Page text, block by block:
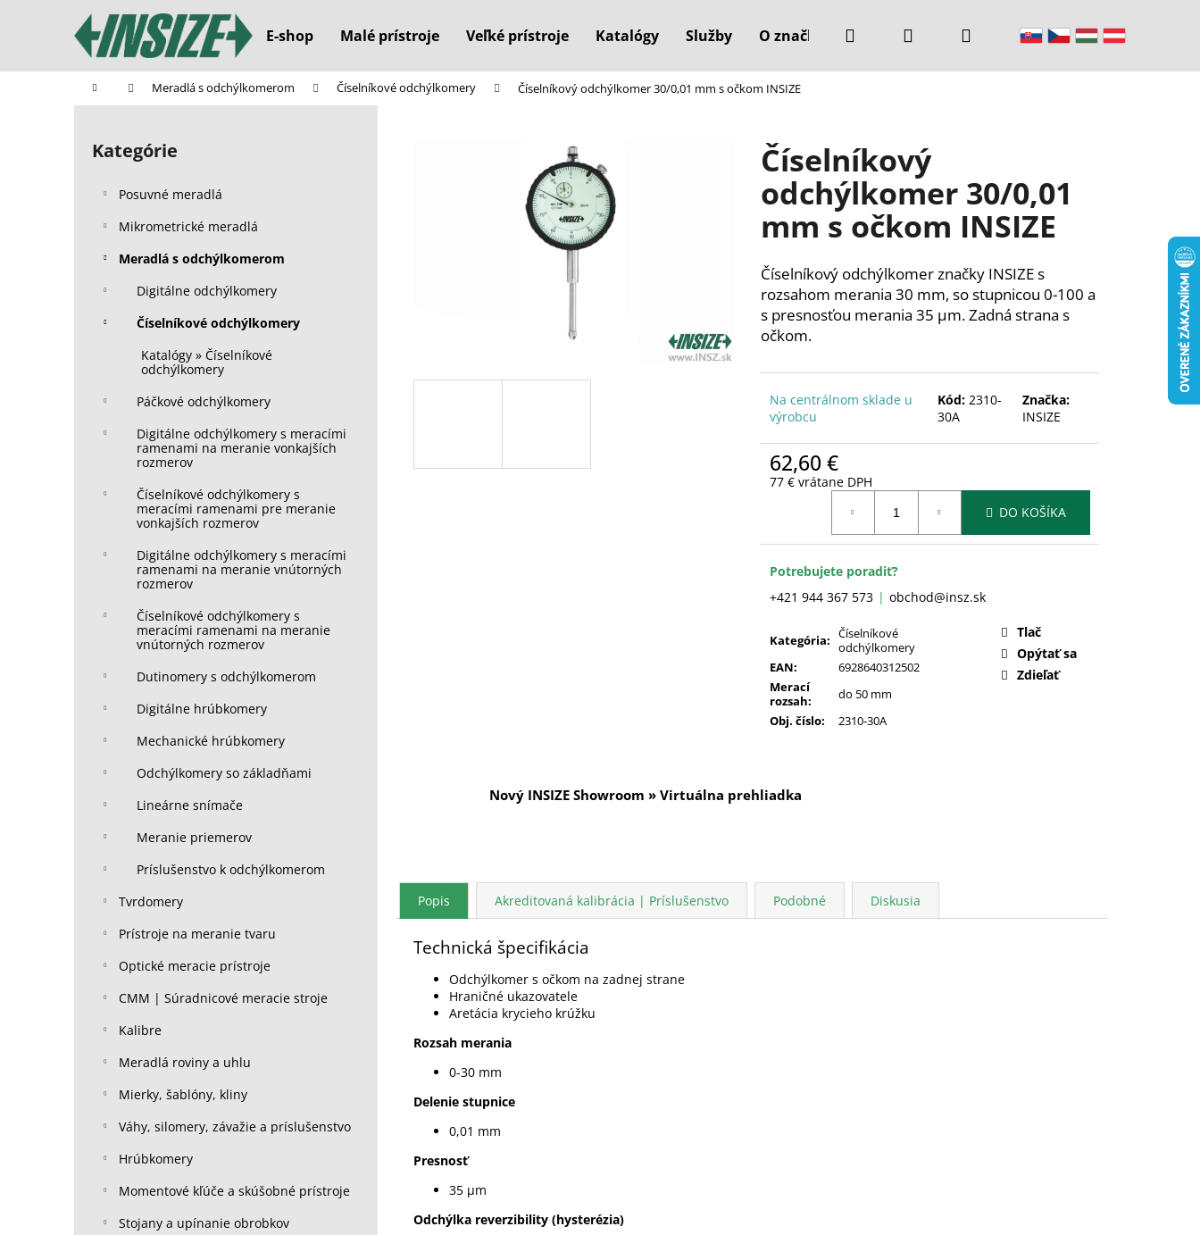
E-shop Malé prístroje Veľké prístroje Katalógy Služby O značke Kontakty
Hľadať PrihlásenieNákupný
Domov Meradlá s odchýlkomerom Číselníkové odchýlkomery Číselníkový odchýlkomer 30/0,01 mm s očkom INSIZE
B
Preskočiť
kategórie
Kategórie
Posuvné meradlá
Mikrometrické meradlá
Meradlá s odchýlkomerom
Digitálne odchýlkomery
Číselníkové odchýlkomery
Katalógy » Číselníkové
odchýlkomery
Páčkové odchýlkomery
Digitálne odchýlkomery s meracími
ramenami na meranie vonkajších
rozmerov
Číselníkové odchýlkomery s
meracími ramenami pre meranie
vonkajších rozmerov
Digitálne odchýlkomery s meracími
ramenami na meranie vnútorných
rozmerov
Číselníkové odchýlkomery s
meracími ramenami na meranie
vnútorných rozmerov
Dutinomery s odchýlkomerom
Digitálne hrúbkomery
Mechanické hrúbkomery
Odchýlkomery so základňami
Lineárne snímače
Meranie priemerov
Príslušenstvo k odchýlkomerom
Tvrdomery
Prístroje na meranie tvaru
Optické meracie prístroje
CMM | Súradnicové meracie stroje
Kalibre
Meradlá roviny a uhlu
Mierky, šablóny, kliny
Váhy, silomery, závažie a príslušenstvo
Hrúbkomery
Momentové kľúče a skúšobné prístroje
Stojany a upínanie obrobkov
Číselníkový
odchýlkomer 30/0,01
mm s očkom INSIZE
Číselníkový odchýlkomer značky INSIZE s
rozsahom merania 30 mm, so stupnicou 0-100 a
s presnosťou merania 35 µm. Zadná strana s
očkom.
Na centrálnom sklade u
výrobcu
Kód: 2310-
30A
Značka:
INSIZE
62,60 €
77 € vrátane DPH
DO KOŠÍKA
Potrebujete poradiť?
+421 944 367 573
obchod@insz.sk
Kategória: Číselníkové
odchýlkomery
EAN:
6928640312502
Merací
rozsah:
do 50 mm
Obj. číslo: 2310-30A
Tlač
Opýtať sa
Zdieľať
Nový INSIZE Showroom » Virtuálna prehliadka
Popis Akreditovaná kalibrácia | Príslušenstvo Podobné Diskusia
Technická špecifikácia
Odchýlkomer s očkom na zadnej strane
Hraničné ukazovatele
Aretácia krycieho krúžku
Rozsah merania
0-30 mm
Delenie stupnice
0,01 mm
Presnosť
35 µm
Odchýlka reverzibility (hysterézia)
í
Späť
do
Späť
do
Čo potrebujete nájsť?
Odporúčame